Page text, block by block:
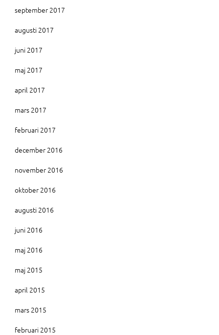
september 2017
augusti 2017
juni 2017
maj 2017
april 2017
mars 2017
februari 2017
december 2016
november 2016
oktober 2016
augusti 2016
juni 2016
maj 2016
maj 2015
april 2015
mars 2015
februari 2015